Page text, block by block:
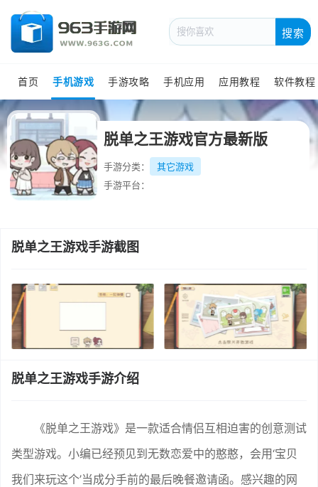
搜索
首页 手机游戏 手游攻略 手机应用 应用教程 软件教程
脱单之王游戏官方最新版
手游分类：
其它游戏
手游平台：
脱单之王游戏手游截图
脱单之王游戏手游介绍
《脱单之王游戏》是一款适合情侣互相迫害的创意测试
类型游戏。小编已经预见到无数恋爱中的憨憨，会用‘宝贝
我们来玩这个’当成分手前的最后晚餐邀请函。感兴趣的网